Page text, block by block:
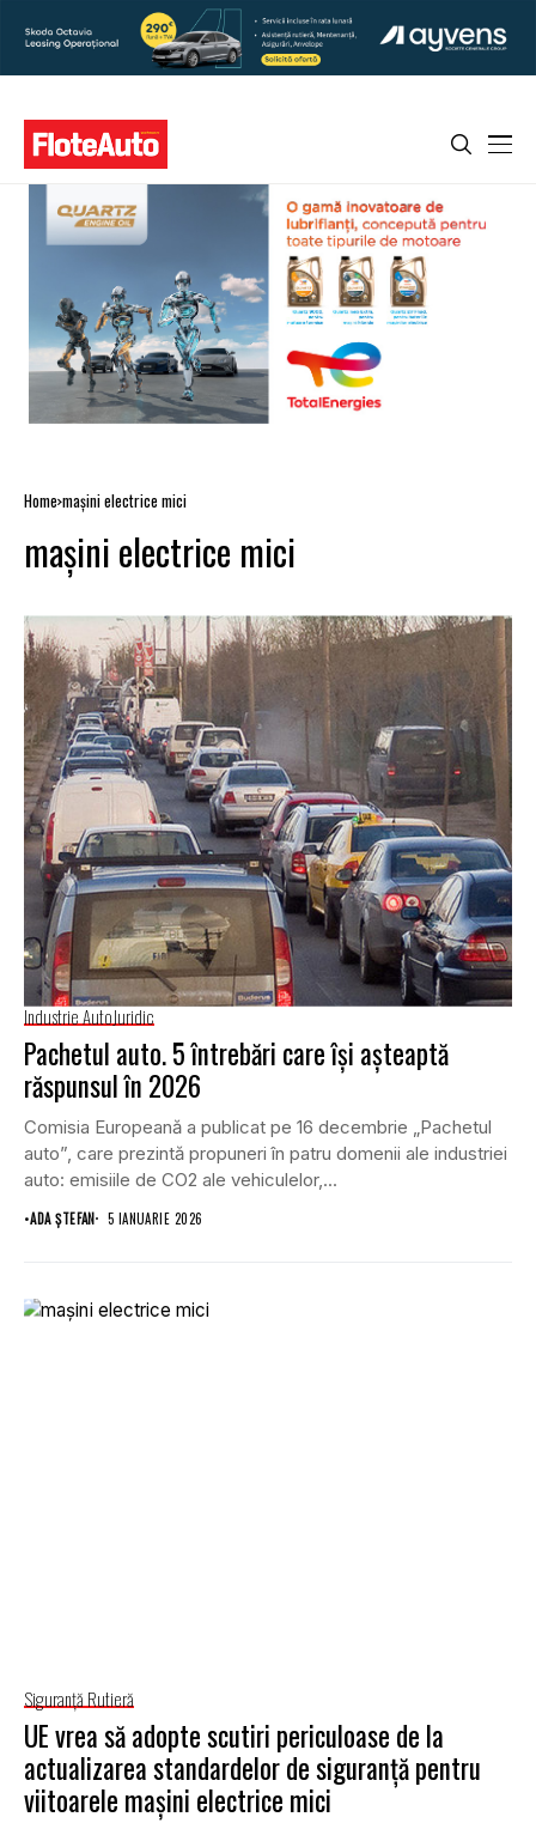
Home mașini electrice mici
mașini electrice mici
Industrie AutoJuridic
Pachetul auto. 5 întrebări care își așteaptă
răspunsul în 2026
Comisia Europeană a publicat pe 16 decembrie „Pachetul
auto”, care prezintă propuneri în patru domenii ale industriei
auto: emisiile de CO2 ale vehiculelor,...
•ADA ȘTEFAN 5 IANUARIE 2026
Siguranţă Rutieră
UE vrea să adopte scutiri periculoase de la
actualizarea standardelor de siguranță pentru
viitoarele mașini electrice mici